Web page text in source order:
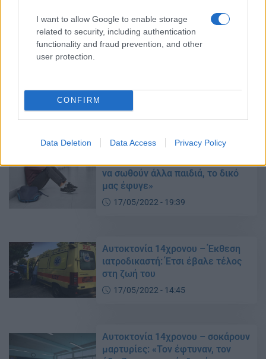
I want to allow Google to enable storage
related to security, including authentication
functionality and fraud prevention, and other
user protection.
CONFIRM
Data Deletion Data Access Privacy Policy
Αυτοκτονία 14χρονου: Είχε
Αυτοκτονία 14χρονου –
να σωθούν άλλα παιδιά, το δικό
μας έφυγε»
17/05/2022 - 19:39
Αυτοκτονία 14χρονου – Έκθεση
ιατροδικαστή: Έτσι έβαλε τέλος
στη ζωή του
17/05/2022 - 14:45
Αυτoκτονία 14χρονου – σοκάρουν
μαρτυρίες: «Τον έφτυναν, τον